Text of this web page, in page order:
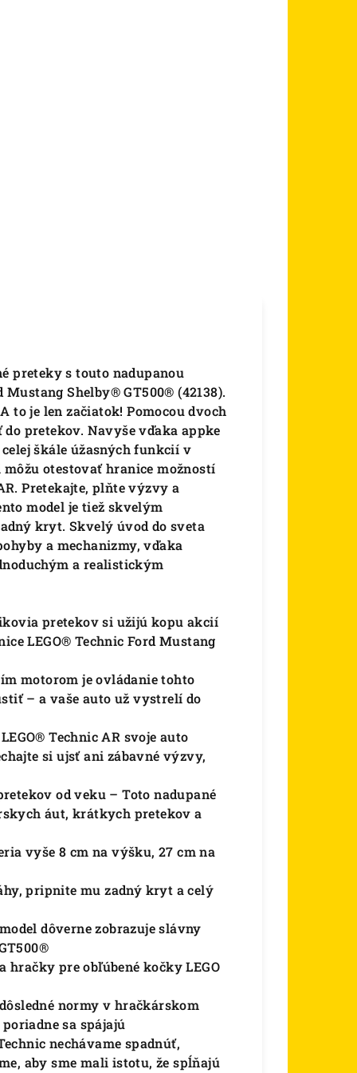
preteky s touto nadupanou
Shelby® GT500® (42138).
to je len začiatok! Pomocou dvoch
pretekov. Navyše vďaka appke
škále úžasných funkcií v
otestovať hranice možností
Pretekajte, plňte výzvy a
model je tiež skvelým
kryt. Skvelý úvod do sveta
a mechanizmy, vďaka
a realistickým
pretekov si užijú kopu akcií
LEGO® Technic Ford Mustang
motorom je ovládanie tohto
– a vaše auto už vystrelí do
Technic AR svoje auto
si ujsť ani zábavné výzvy,
od veku – Toto nadupané
áut, krátkych pretekov a
vyše 8 cm na výšku, 27 cm na
pripnite mu zadný kryt a celý
dôverne zobrazuje slávny
hračky pre obľúbené kočky LEGO
normy v hračkárskom
sa spájajú
nechávame spadnúť,
aby sme mali istotu, že spĺňajú